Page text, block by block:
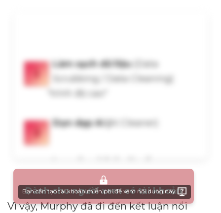
Dành cho người xem có tài khoản
Bạn cần tạo tài khoản miễn phí để xem nội dung này
Vì vậy, Murphy đã đi đến kết luận nổi